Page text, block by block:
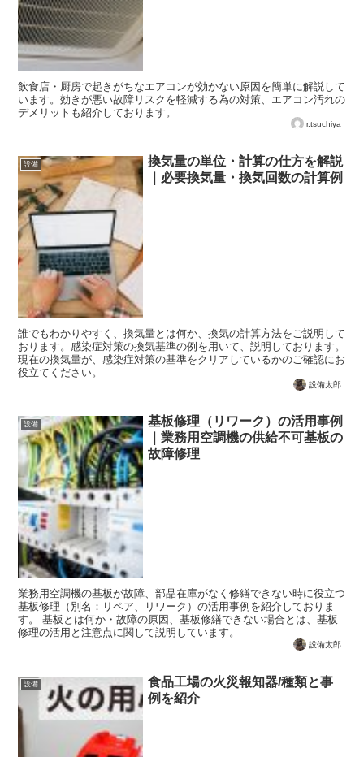
飲食店・厨房で起きがちなエアコンが効かない原因を簡単に解説して
います。効きが悪い故障リスクを軽減する為の対策、エアコン汚れの
デメリットも紹介しております。
r.tsuchiya
設備
換気量の単位・計算の仕方を解説
｜必要換気量・換気回数の計算例
誰でもわかりやすく、換気量とは何か、換気の計算方法をご説明して
おります。感染症対策の換気基準の例を用いて、説明しております。
現在の換気量が、感染症対策の基準をクリアしているかのご確認にお
役立てください。
設備太郎
設備
基板修理（リワーク）の活用事例
｜業務用空調機の供給不可基板の
故障修理
業務用空調機の基板が故障、部品在庫がなく修繕できない時に役立つ
基板修理（別名：リペア、リワーク）の活用事例を紹介しておりま
す。 基板とは何か・故障の原因、基板修繕できない場合とは、基板
修理の活用と注意点に関して説明しています。
設備太郎
設備
食品工場の火災報知器/種類と事
例を紹介